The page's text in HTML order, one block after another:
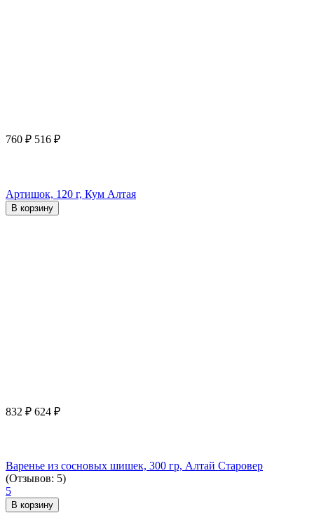
760 ₽ 516 ₽
Артишок, 120 г, Кум Алтая
В корзину
832 ₽ 624 ₽
Варенье из сосновых шишек, 300 гр, Алтай Старовер
(Отзывов: 5)
5
В корзину